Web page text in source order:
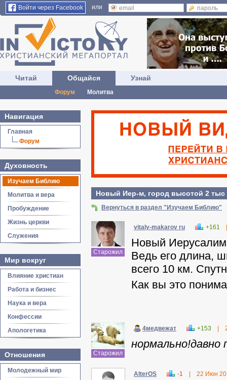
Войти через Facebook или
Читай Общайся
Форум Молитва
Узнай
Навигация
Главная
Форум
Духовность
Изучаем Библию
Молитва и вера
Пробуждение
Жизнь церкви
Служения
Мир вокруг
Влияние христиан
Работа и бизнес
Наука и вера
Конфессии
Апологетика
Отношения
Молодежный мир
Новый Иер-м, город высотой 2 тыс
Вернуться в раздел "Изучаем Библию"
Старожил
vitaly-makarov ru +161
Новый Иерусалим
Ведь его длина,
всего 10 км.
Как вы это
Старожил
4медвежат +153
нормально!давно
AlterOS -1 22 Июн